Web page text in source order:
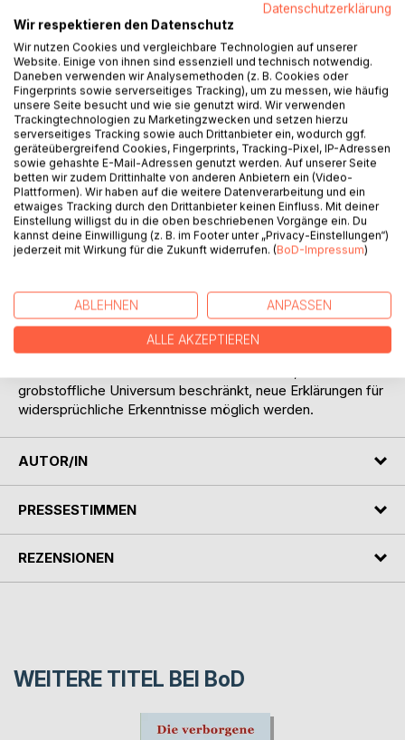
Geist oder Materie. Was ist der Geist, sind das unsere
Gedanken? Das ist nicht falsch, aber es ist nur ein Teil der
Wahrheit. Was ist Materie? Gibt es sie wirklich? Was ist
Energie und hat Energie was mit Materie und mit unserem
Geist zu tun? Ich habe einen Körper, ich habe eine Seele,
aber wer ist Ich? Erkenne dich selbst. Das und noch einiges
mehr, sind Themen, die in diesem Buch behandelt werden.
Dieses Buch ist eine Inspiration für all die spirituell
orientierten Leser, die keine Berührungsängste haben
Texte in der Sprache der Naturwissenschaft zu lesen. Sie
werden feststellen, dass zum Verständnis dieser Texte
keine höhere Mathematik benötigt wird. Sie werden
feststellen, dass auch naturwissenschaftliche Texte
für all die wissenschaftlich orientierten Leser, für die die
verschiedenen paradoxen Aussagen in der
Naturwissenschaft, insbesondere in der Quantenphysik, ein
ewiges Rätsel sind. Sie werden feststellen, dass wenn man
grobstoffliche Universum beschränkt, neue Erklärungen für
widersprüchliche Erkenntnisse möglich werden.
AUTOR/IN
PRESSESTIMMEN
REZENSIONEN
WEITERE TITEL BEI BoD
Datenschutzerklärung
Wir respektieren den Datenschutz
Wir nutzen Cookies und vergleichbare Technologien auf unserer
Website. Einige von ihnen sind essenziell und technisch notwendig.
Daneben verwenden wir Analysemethoden (z. B. Cookies oder
Fingerprints sowie serverseitiges Tracking), um zu messen, wie häufig
unsere Seite besucht und wie sie genutzt wird. Wir verwenden
Trackingtechnologien zu Marketingzwecken und setzen hierzu
serverseitiges Tracking sowie auch Drittanbieter ein, wodurch ggf.
geräteübergreifend Cookies, Fingerprints, Tracking-Pixel, IP-Adressen
sowie gehashte E-Mail-Adressen genutzt werden. Auf unserer Seite
betten wir zudem Drittinhalte von anderen Anbietern ein (Video-
Plattformen). Wir haben auf die weitere Datenverarbeitung und ein
etwaiges Tracking durch den Drittanbieter keinen Einfluss. Mit deiner
Einstellung willigst du in die oben beschriebenen Vorgänge ein. Du
kannst deine Einwilligung (z. B. im Footer unter „Privacy-Einstellungen“)
jederzeit mit Wirkung für die Zukunft widerrufen. (BoD-Impressum)
ABLEHNEN ANPASSEN
ALLE AKZEPTIEREN